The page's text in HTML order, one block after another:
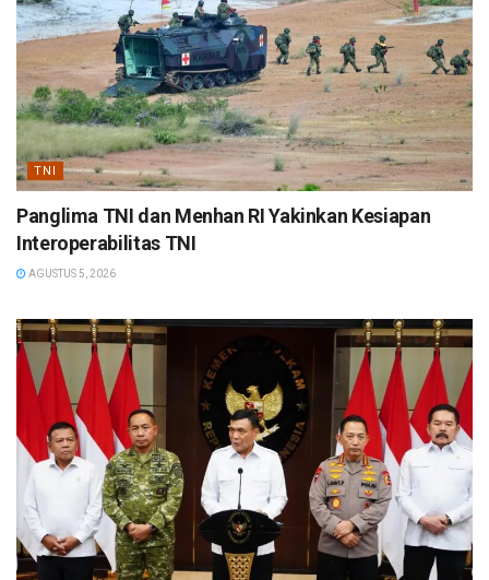
TNI
Panglima TNI dan Menhan RI Yakinkan Kesiapan
Interoperabilitas TNI
AGUSTUS 5, 2026